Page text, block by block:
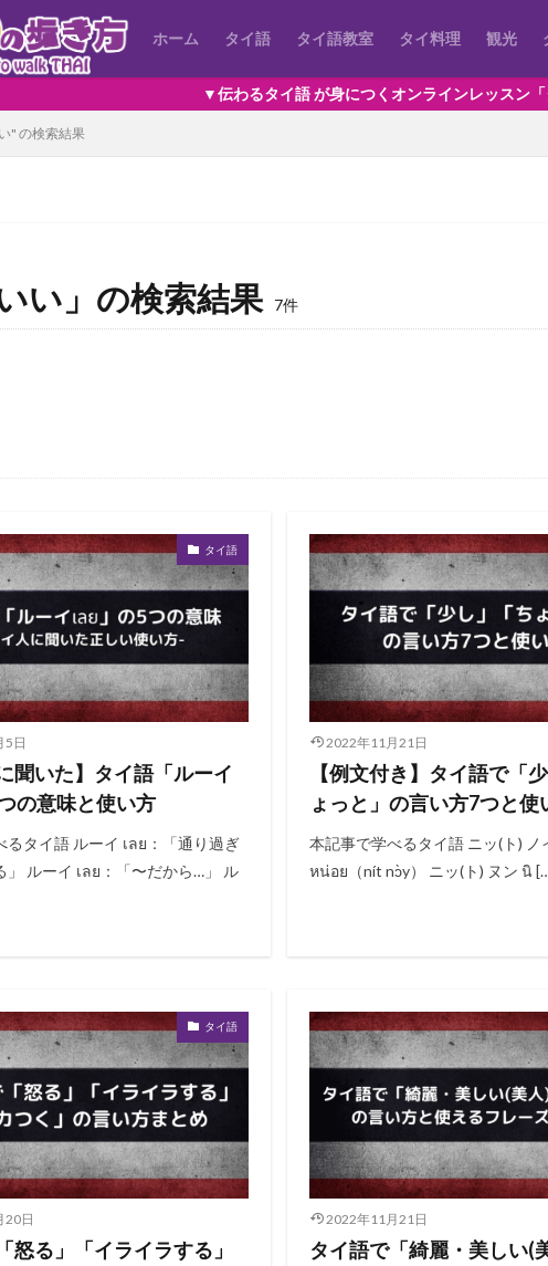
ホーム タイ語 タイ語教室 タイ料理 観光
▼伝わるタイ語 が身につくオンラインレッスン「タイゴックス
" の検索結果
い」の検索結果 7件
タイ語
5日
聞いた】タイ語「ルーイ
の意味と使い方
るタイ語 ルーイ เลย：「通り過ぎ
」 ルーイ เลย：「〜だから…」 ル
2022年11月21日
【例文付き】タイ語で「
ょっと」の言い方7つと使
本記事で学べるタイ語 ニッ(ト) ノ
หน่อย（nít nɔ̀y） ニッ(ト) ヌン นิ
タイ語
20日
怒る」「イライラする」
2022年11月21日
タイ語で「綺麗・美しい(